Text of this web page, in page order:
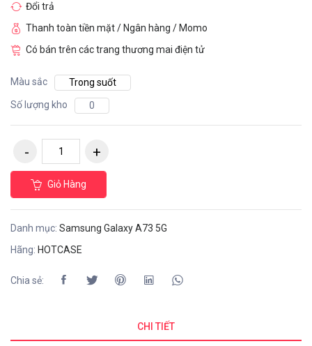
Đổi trả
Thanh toàn tiền mặt / Ngân hàng / Momo
Có bán trên các trang thương mai điện tử
Màu sắc
Trong suốt
Số lượng kho
0
Giỏ Hàng
Danh mục: Samsung Galaxy A73 5G
Hãng: HOTCASE
Chia sẻ:
CHI TIẾT